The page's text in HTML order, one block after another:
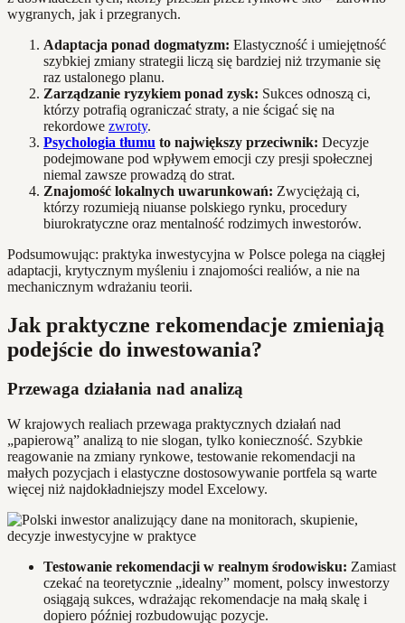
wygranych, jak i przegranych.
Adaptacja ponad dogmatyzm: Elastyczność i umiejętność
szybkiej zmiany strategii liczą się bardziej niż trzymanie się
raz ustalonego planu.
Zarządzanie ryzykiem ponad zysk: Sukces odnoszą ci,
którzy potrafią ograniczać straty, a nie ścigać się na
rekordowe zwroty.
Psychologia tłumu to największy przeciwnik: Decyzje
podejmowane pod wpływem emocji czy presji społecznej
niemal zawsze prowadzą do strat.
Znajomość lokalnych uwarunkowań: Zwyciężają ci,
którzy rozumieją niuanse polskiego rynku, procedury
biurokratyczne oraz mentalność rodzimych inwestorów.
Podsumowując: praktyka inwestycyjna w Polsce polega na ciągłej
adaptacji, krytycznym myśleniu i znajomości realiów, a nie na
mechanicznym wdrażaniu teorii.
Jak praktyczne rekomendacje zmieniają
podejście do inwestowania?
Przewaga działania nad analizą
W krajowych realiach przewaga praktycznych działań nad
„papierową” analizą to nie slogan, tylko konieczność. Szybkie
reagowanie na zmiany rynkowe, testowanie rekomendacji na
małych pozycjach i elastyczne dostosowywanie portfela są warte
więcej niż najdokładniejszy model Excelowy.
Testowanie rekomendacji w realnym środowisku: Zamiast
czekać na teoretycznie „idealny” moment, polscy inwestorzy
osiągają sukces, wdrażając rekomendacje na małą skalę i
dopiero później rozbudowując pozycje.